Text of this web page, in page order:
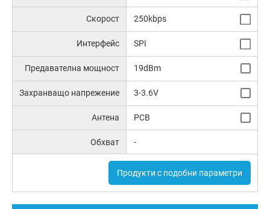
Скорост 250kbps
Интерфейс SPI
Предавателна мощност 19dBm
Захранващо напрежение 3-3.6V
Антена PCB
Обхват -
Продукти с подобни параметри